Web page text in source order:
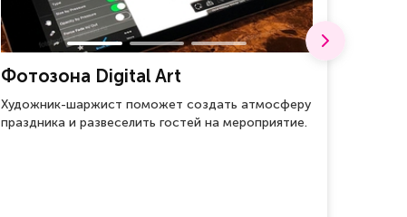
Фотозона Digital Art
Художник-шаржист поможет создать атмосферу
праздника и развеселить гостей на мероприятие.